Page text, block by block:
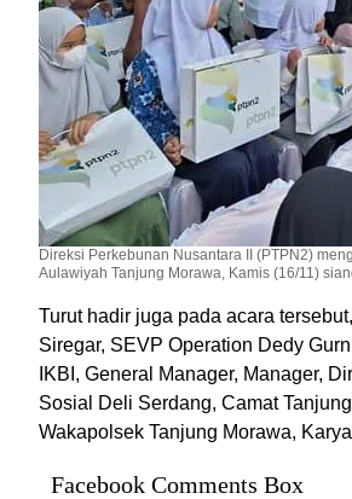
Direksi Perkebunan Nusantara II (PTPN2)
Aulawiyah Tanjung Morawa, Kamis (16/11)
Turut hadir juga pada acara
Siregar, SEVP Operation Dedy
IKBI, General Manager, Manager,
Sosial Deli Serdang, Camat
Wakapolsek Tanjung Morawa,
Facebook Comments Box